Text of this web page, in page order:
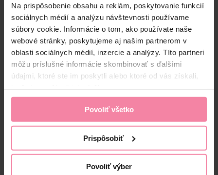
Na prispôsobenie obsahu a reklám, poskytovanie funkcií
sociálnych médií a analýzu návštevnosti používame
súbory cookie. Informácie o tom, ako používate naše
webové stránky, poskytujeme aj našim partnerom v
oblasti sociálnych médií, inzercie a analýzy. Títo partneri
môžu príslušné informácie skombinovať s ďalšími
údajmi, ktoré ste im poskytli alebo ktoré od vás získali,
Povoliť všetko
Prispôsobiť
Povoliť výber
NAŠA ZNAČKA
4,79
Najnižšia cena za 30 dní: 3,89 €